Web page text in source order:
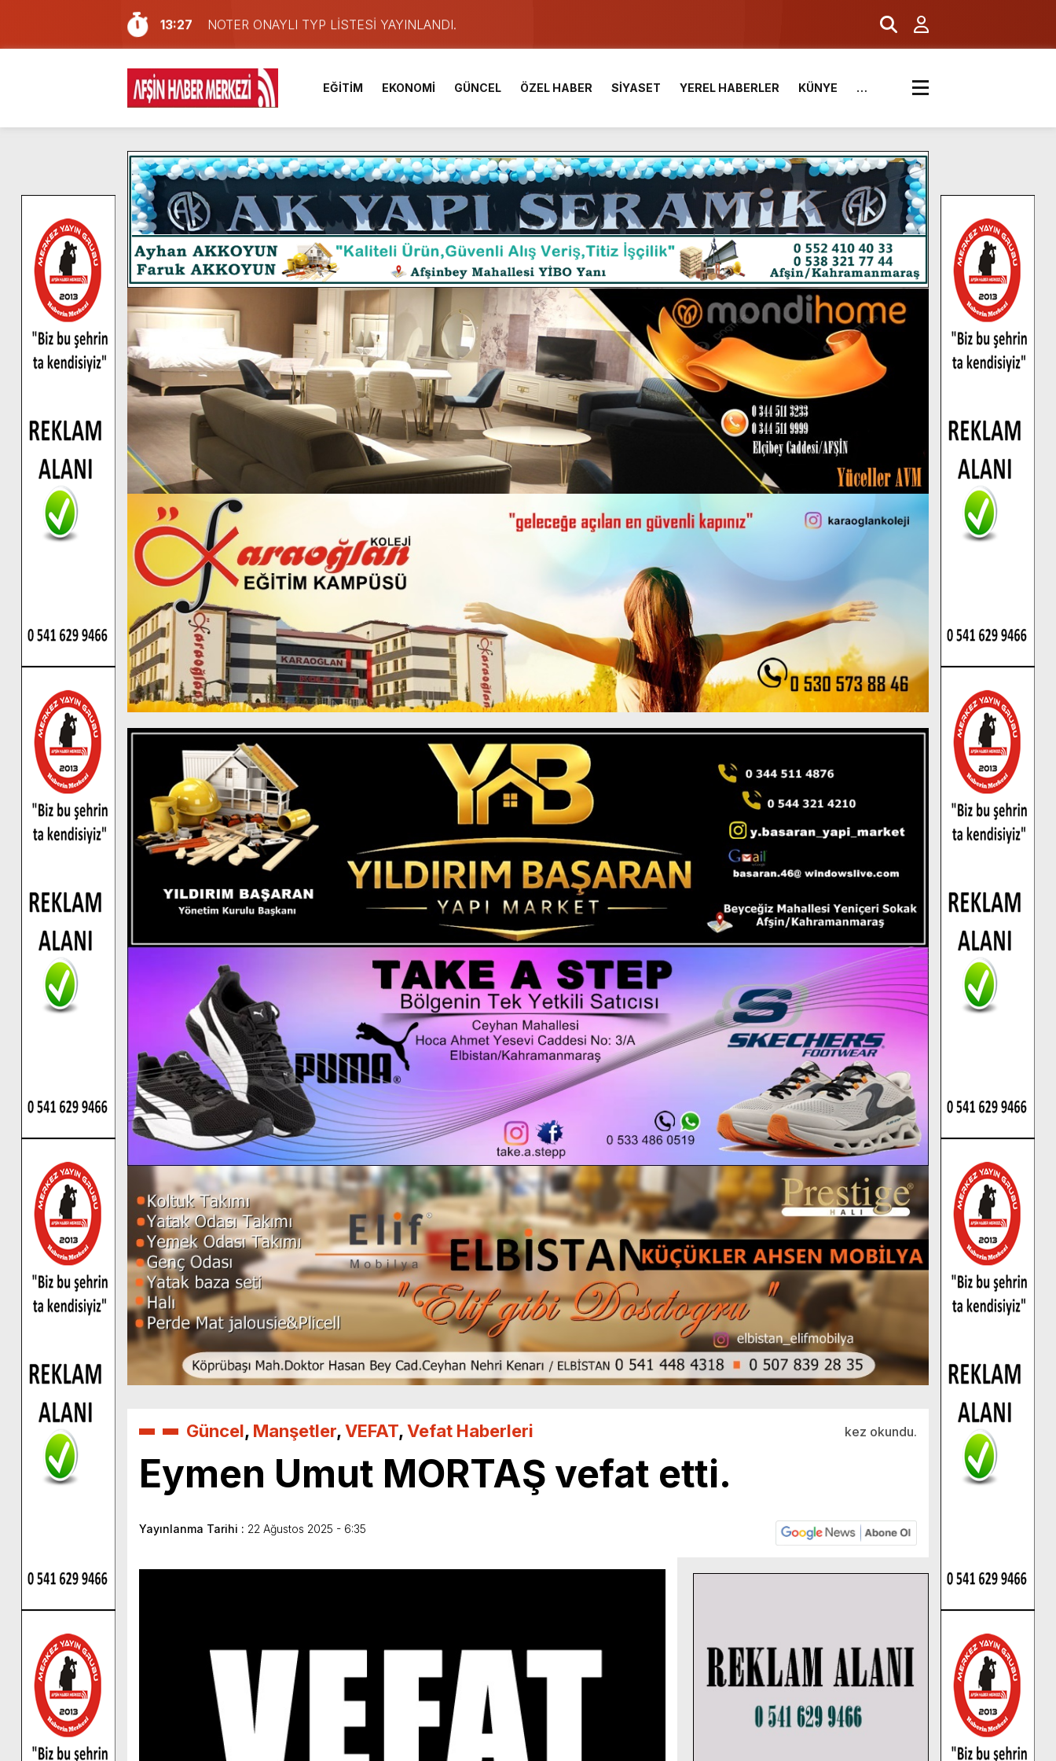
13:27
NOTER ONAYLI TYP LİSTESİ YAYINLANDI.
11:22
KAFUM Fuar Alanı Bulut ve Yavuz’un Ezgileriyle Şenlendi.
8:06
Afşinli bir hemşehrimizin de olduğu Filistin Konvoyu, güçlenerek ilerliyor.
14:05
Madrigal, Perşembe Günü KAFUM’da Sahne Alacak.
7:39
KEDİNİZ Mİ VAR?
7:27
Cumhurbaşkanı Erdoğan, Ayser Çalık Ortaokulu Şehitlerinin Aileleriyle Bir Araya Geldi.
13:57
Afşin Heyetinden Kaymakam Muammer Sarıdoğan’a Beşikdüzü’nde hayırlı olsun ziyareti.
10:34
Vatandaşlardan Ağustos Fuarı’na Tam Not.
16:48
Pusula Maraş Kamplarında 2 Bin Genç Doğa ve Bilimle Buluştu.
16:10
Uluslararası Bisiklet Yarışması’nda En Zorlu Etap Tamamlandı.
EĞİTİM EKONOMİ GÜNCEL ÖZEL HABER SİYASET YEREL HABERLER KÜNYE …
Güncel, Manşetler,VEFAT,Vefat Haberleri kez okundu.
Eymen Umut MORTAŞ vefat etti.
Yayınlanma Tarihi : 22 Ağustos 2025 - 6:35